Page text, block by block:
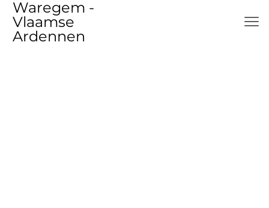
Waregem -
Vlaamse
Ardennen